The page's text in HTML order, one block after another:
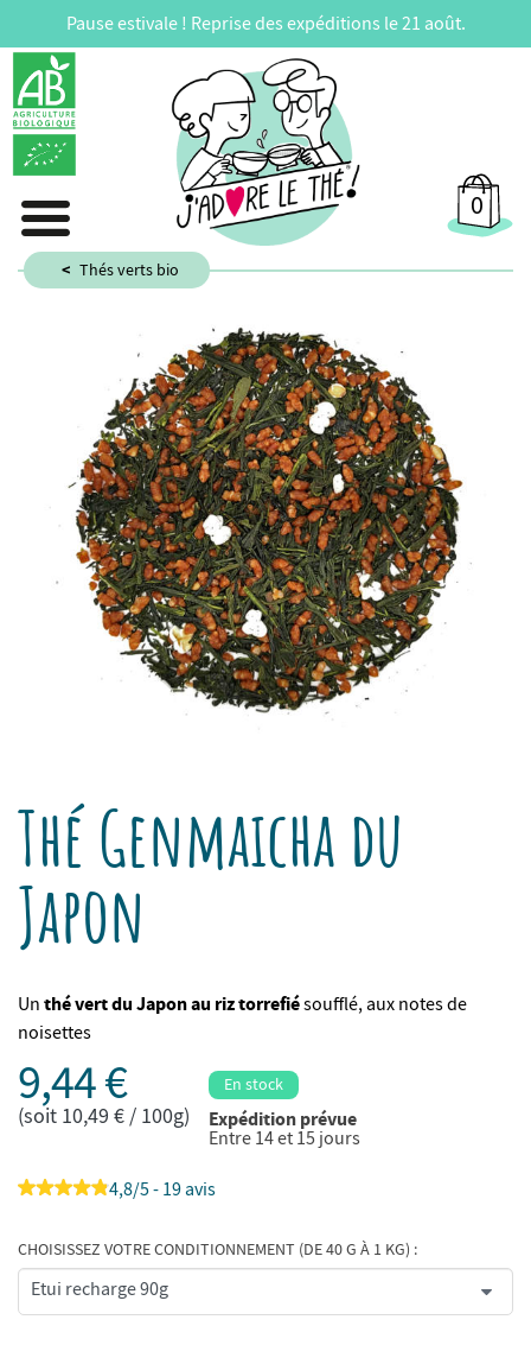
Pause estivale ! Reprise des expéditions le 21 août.
0
Thés verts bio
Thé Genmaicha du
Japon
Un thé vert du Japon au riz torrefiésoufflé, aux notes de
noisettes
9,44 €
(soit 10,49 € / 100g)
En stock
Expédition prévue
Entre 14 et 15 jours
4,8/5 - 19 avis
CHOISISSEZ VOTRE CONDITIONNEMENT (DE 40 G À 1 KG) :